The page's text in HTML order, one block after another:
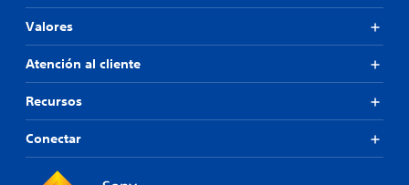
Valores
Atención al cliente
Recursos
Conectar